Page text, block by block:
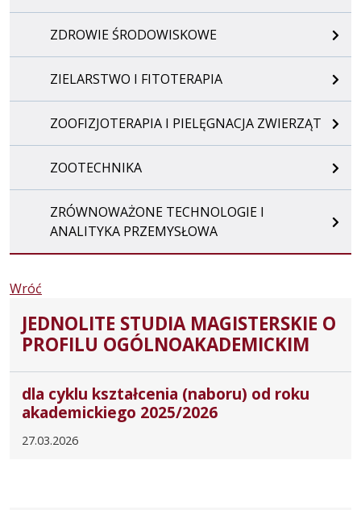
ZDROWIE ŚRODOWISKOWE
ZIELARSTWO I FITOTERAPIA
ZOOFIZJOTERAPIA I PIELĘGNACJA ZWIERZĄT
ZOOTECHNIKA
ZRÓWNOWAŻONE TECHNOLOGIE I
ANALITYKA PRZEMYSŁOWA
Wróć
JEDNOLITE STUDIA MAGISTERSKIE O
PROFILU OGÓLNOAKADEMICKIM
dla cyklu kształcenia (naboru) od roku
akademickiego 2025/2026
27.03.2026